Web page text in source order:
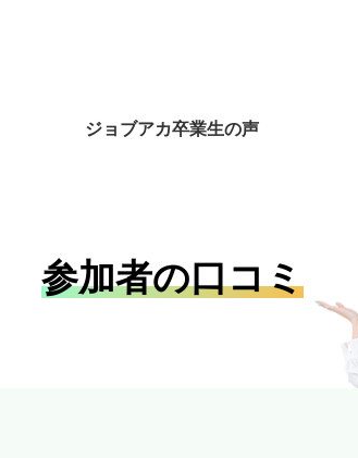
ジョブアカ卒業生の声
参加者の口コミ